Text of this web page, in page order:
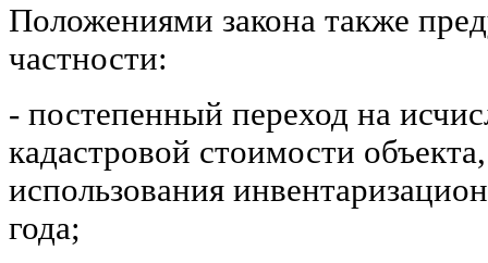
Положениями закона также
частности:
- постепенный переход на
кадастровой стоимости
использования
года;